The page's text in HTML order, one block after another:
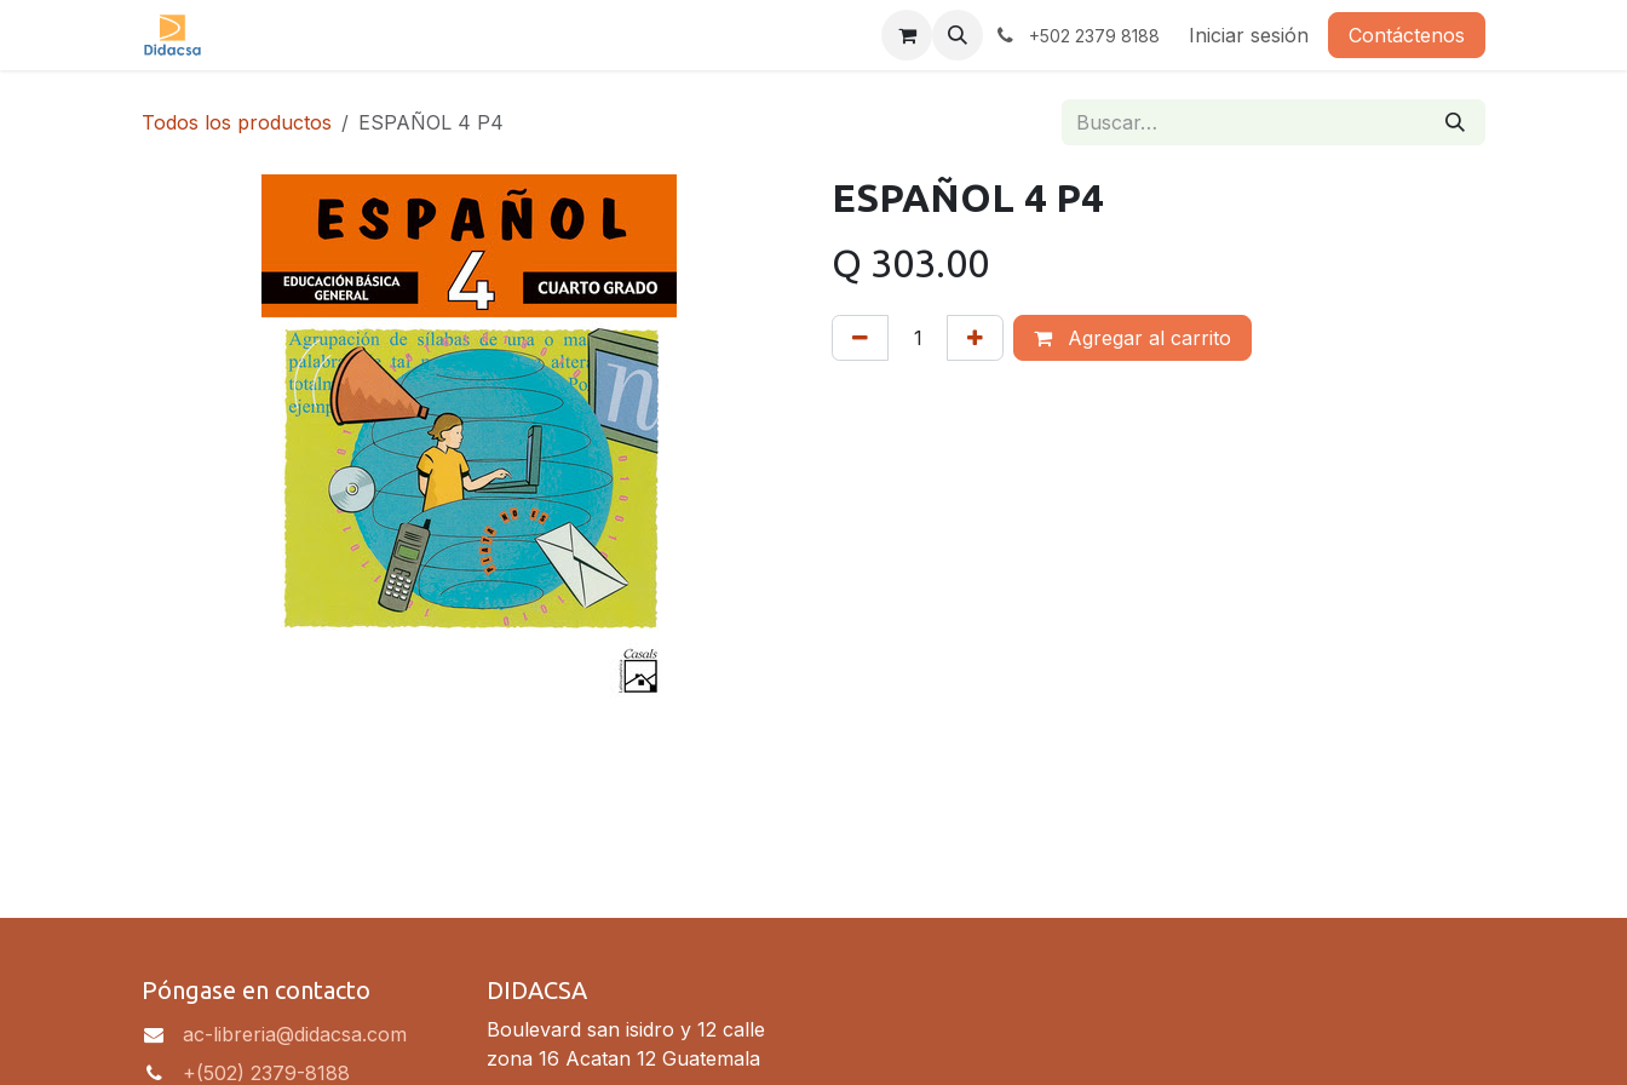
+502 2379 8188 Iniciar sesión Contáctenos
Todos los productos ESPAÑOL 4 P4
ESPAÑOL 4 P4
Q 303.00
Agregar al carrito
Póngase en contacto
ac-libreria@didacsa.com
+(502) 2379-8188
DIDACSA
Boulevard san isidro y 12 calle
zona 16 Acatan 12 Guatemala